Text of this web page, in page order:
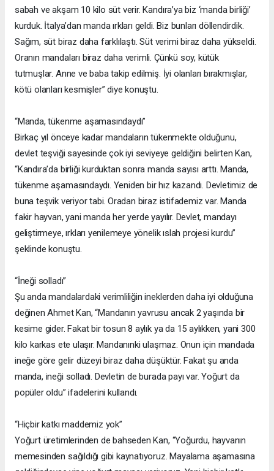
sabah ve akşam 10 kilo süt verir. Kandıra’ya biz ‘manda birliği’
kurduk. İtalya’dan manda ırkları geldi. Biz bunları döllendirdik.
Sağım, süt biraz daha farklılaştı. Süt verimi biraz daha yükseldi.
Oranın mandaları biraz daha verimli. Çünkü soy, kütük
tutmuşlar. Anne ve baba takip edilmiş. İyi olanları bırakmışlar,
kötü olanları kesmişler” diye konuştu.
“Manda, tükenme aşamasındaydı”
Birkaç yıl önceye kadar mandaların tükenmekte olduğunu,
devlet teşviği sayesinde çok iyi seviyeye geldiğini belirten Kan,
“Kandıra’da birliği kurduktan sonra manda sayısı arttı. Manda,
tükenme aşamasındaydı. Yeniden bir hız kazandı. Devletimiz de
buna teşvik veriyor tabi. Oradan biraz istifademiz var. Manda
fakir hayvan, yani manda her yerde yayılır. Devlet, mandayı
geliştirmeye, ırkları yenilemeye yönelik ıslah projesi kurdu”
şeklinde konuştu.
“İneği solladı”
Şu anda mandalardaki verimliliğin ineklerden daha iyi olduğuna
değinen Ahmet Kan, “Mandanın yavrusu ancak 2 yaşında bir
kesime gider. Fakat bir tosun 8 aylık ya da 15 aylıkken, yani 300
kilo karkas ete ulaşır. Mandanınki ulaşmaz. Onun için mandada
ineğe göre gelir düzeyi biraz daha düşüktür. Fakat şu anda
manda, ineği solladı. Devletin de burada payı var. Yoğurt da
popüler oldu” ifadelerini kullandı.
“Hiçbir katkı maddemiz yok”
Yoğurt üretimlerinden de bahseden Kan, “Yoğurdu, hayvanın
memesinden sağıldığı gibi kaynatıyoruz. Mayalama aşamasına